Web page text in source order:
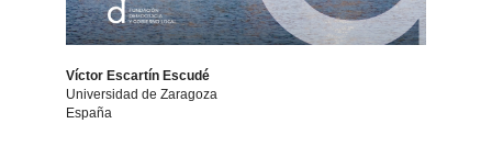
Víctor Escartín Escudé
Universidad de Zaragoza
España